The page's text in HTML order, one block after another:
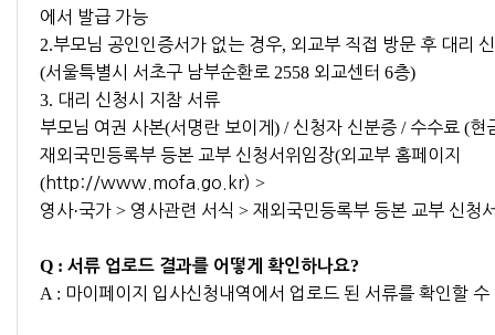
에서 발급 가능
2.부모님 공인인증서가 없는 경우, 외교부 직접 방문 후 대리
(서울특별시 서초구 남부순환로 2558 외교센터 6층)
3. 대리 신청시 지참 서류
부모님 여권 사본(서명란 보이게 ) / 신청자 신분증 / 수수료 (현
재외국민등록부 등본 교부 신청서위임장(외교부 홈페이지
(http://www.mofa.go.kr) >
영사·국가 > 영사관련 서식 > 재외국민등록부 등본 교부 신청
Q : 서류 업로드 결과를 어떻게 확인하나요?
A : 마이페이지 입사신청내역에서 업로드 된 서류를 확인할 수